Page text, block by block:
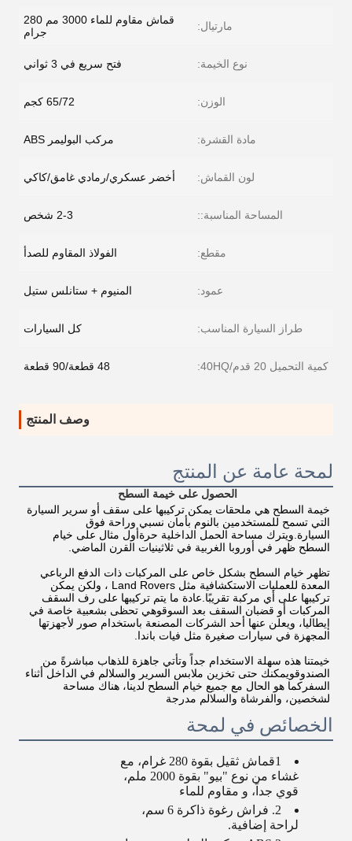
مارتيال:
قماش مقاوم للماء 3000 مم 280
جرام
نوع الخيمة: فتح سريع في 3 ثواني
الوزن: 65/72 كجم
مادة القشرة: مركب البوليمر ABS
لون القماش: أخضر عسكري/رمادي غامق/كاكي
المساحة المناسبة:: 2-3 شخص
مقطع: الفولاذ المقاوم للصدأ
عمود: المنيوم + ستانلس ستيل
طراز السيارة المناسب: كل السيارات
كمية التحميل 20 قدم/40HQ: 48 قطعة/90 قطعة
وصف المنتج
لمحة عامة عن المنتج
الحصول على خيمة السطح
السطح ظهر في أوروبا الغربية في ثلاثينيات القرن الماضي.
المجهزة في سيارات صغيرة مثل فيات باندا.
لشخصين، والفرشاة والسلالم مدرجة
الخصائص في لمحة
1قماش ثقيل بقوة 280 غرام، مع
غشاء من نوع "بيو" بقوة 2000 ملم،
قوي جداً، و مقاوم للماء
2. فراش رغوة ذاكرة 6 سم،
لراحة إضافية.